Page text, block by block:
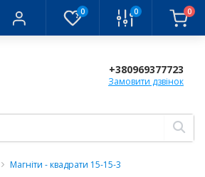
0 0 0
+380969377723
Замовити дзвінок
Магніти - квадрати 15-15-3